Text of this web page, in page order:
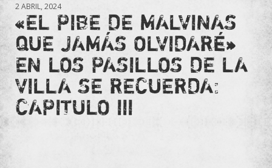
2 ABRIL, 2024
«EL PIBE DE MALVINAS
QUE JAMÁS OLVIDARÉ»
EN LOS PASILLOS DE LA
VILLA SE RECUERDA:
CAPITULO III